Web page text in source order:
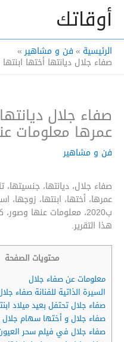
تخطي
المحتوىأوقاتك
الرئيسية فن و مشاهير
صفاء جلال ديانتها أختها
صفاء جلال
عمرها معلومات
فن و مشاهير
صفاء جلال، ديانتها، جنسيتها،
عمرها، أختها، ابنتها، زوجها،
ب2020، معلومات عنها
هذا التقرير.
محتويات الصفحة
معلومات عن صفاء جلال
السيرة الذاتية للفنانة صفاء
صفاء جلال تحتفل بعيد ميلاد
صفاء جلال و أختها سهام جلال
صفاء جلال في فيلم سحر